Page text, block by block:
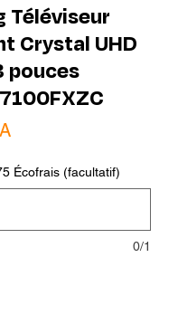
Téléviseur
Crystal UHD
pouces
Prix
Écofrais (facultatif)
0/1